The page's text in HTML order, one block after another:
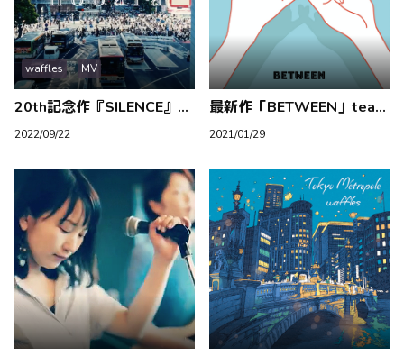
waffles MV
20th記念作『SILENCE』より、「野ばら」MV公開
2022/09/22
最新作「BETWEEN」teaser
2021/01/29